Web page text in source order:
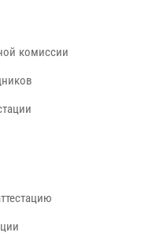
комиссии